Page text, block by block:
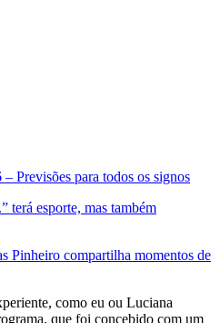
Previsões para todos os signos
terá esporte, mas também
Pinheiro compartilha momentos de
como eu ou Luciana
que foi concebido com um